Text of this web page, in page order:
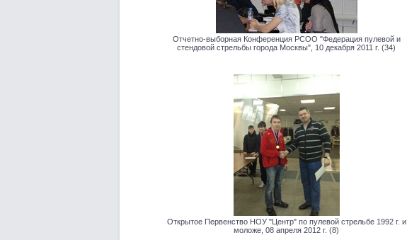
Отчетно-выборная Конференция РСОО "Федерация пулевой и
стендовой стрельбы города Москвы", 10 декабря 2011 г. (34)
Открытое Первенство НОУ "Центр" по пулевой стрельбе 1992 г. и
моложе, 08 апреля 2012 г. (8)